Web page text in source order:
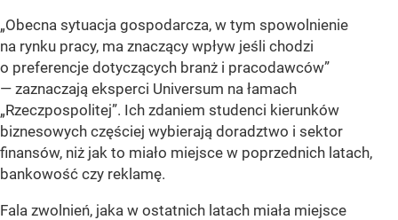
„Obecna sytuacja gospodarcza, w tym spowolnienie
na rynku pracy, ma znaczący wpływ jeśli chodzi
o preferencje dotyczących branż i pracodawców”
— zaznaczają eksperci Universum na łamach
„Rzeczpospolitej”. Ich zdaniem studenci kierunków
biznesowych częściej wybierają doradztwo i sektor
finansów, niż jak to miało miejsce w poprzednich latach,
bankowość czy reklamę.
Fala zwolnień, jaka w ostatnich latach miała miejsce